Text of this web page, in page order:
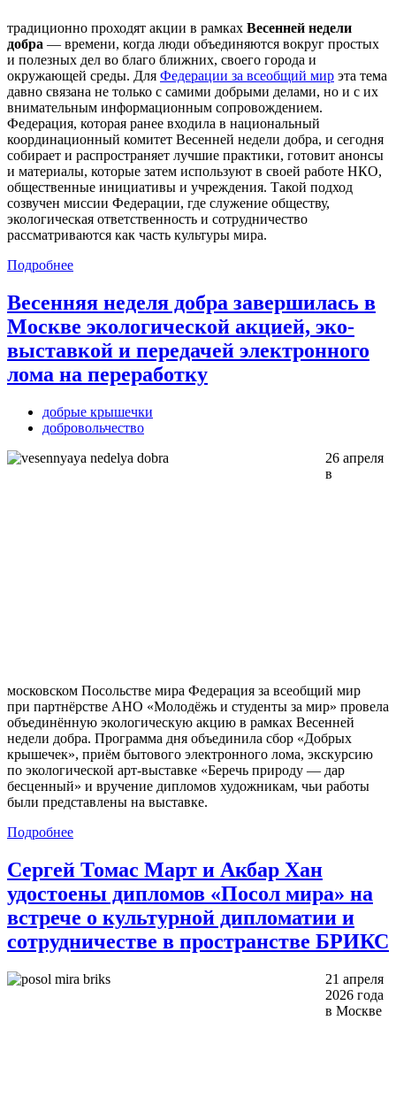
традиционно проходят акции в рамках Весенней недели
добра — времени, когда люди объединяются вокруг простых
и полезных дел во благо ближних, своего города и
окружающей среды. Для Федерации за всеобщий мир эта тема
давно связана не только с самими добрыми делами, но и с их
внимательным информационным сопровождением.
Федерация, которая ранее входила в национальный
координационный комитет Весенней недели добра, и сегодня
собирает и распространяет лучшие практики, готовит анонсы
и материалы, которые затем используют в своей работе НКО,
общественные инициативы и учреждения. Такой подход
созвучен миссии Федерации, где служение обществу,
экологическая ответственность и сотрудничество
рассматриваются как часть культуры мира.
Подробнее
Весенняя неделя добра завершилась в
Москве экологической акцией, эко-
выставкой и передачей электронного
лома на переработку
добрые крышечки
добровольчество
26 апреля
в
московском Посольстве мира Федерация за всеобщий мир
при партнёрстве АНО «Молодёжь и студенты за мир» провела
объединённую экологическую акцию в рамках Весенней
недели добра. Программа дня объединила сбор «Добрых
крышечек», приём бытового электронного лома, экскурсию
по экологической арт-выставке «Беречь природу — дар
бесценный» и вручение дипломов художникам, чьи работы
были представлены на выставке.
Подробнее
Сергей Томас Март и Акбар Хан
удостоены дипломов «Посол мира» на
встрече о культурной дипломатии и
сотрудничестве в пространстве БРИКС
21 апреля
2026 года
в Москве